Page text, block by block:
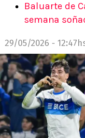
Baluarte de
semana
29/05/2026 -